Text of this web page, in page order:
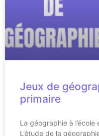
Jeux de
primaire
La géographie à
L’étude de la